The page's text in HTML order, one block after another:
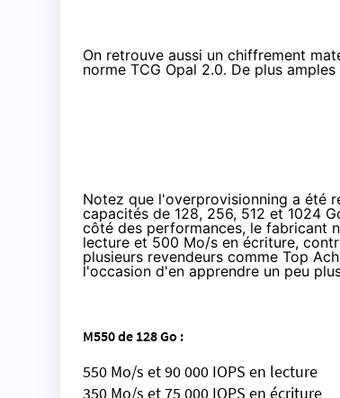
On retrouve aussi un chiffrement
norme TCG Opal 2.0. De plus
Notez que l'overprovisionning a été
capacités de 128, 256, 512 et 1024
côté des performances, le fabricant
lecture et 500 Mo/s en écriture,
plusieurs revendeurs comme Top
l'occasion d'en apprendre un peu
M550 de 128 Go :
550 Mo/s et 90 000 IOPS en lecture
350 Mo/s et 75 000 IOPS en écriture